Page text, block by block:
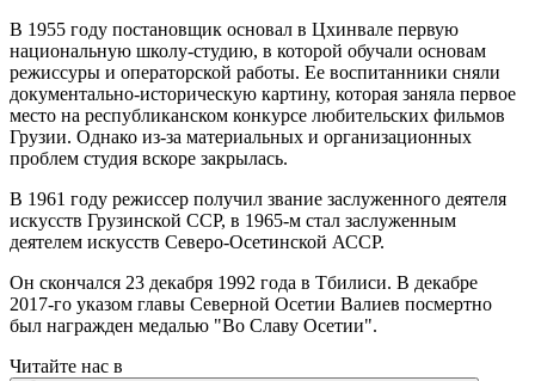
В 1955 году постановщик основал в Цхинвале первую
национальную школу-студию, в которой обучали основам
режиссуры и операторской работы. Ее воспитанники сняли
документально-историческую картину, которая заняла первое
место на республиканском конкурсе любительских фильмов
Грузии. Однако из-за материальных и организационных
проблем студия вскоре закрылась.
В 1961 году режиссер получил звание заслуженного деятеля
искусств Грузинской ССР, в 1965-м стал заслуженным
деятелем искусств Северо-Осетинской АССР.
Он скончался 23 декабря 1992 года в Тбилиси. В декабре
2017-го указом главы Северной Осетии Валиев посмертно
был награжден медалью "Во Славу Осетии".
Читайте нас в